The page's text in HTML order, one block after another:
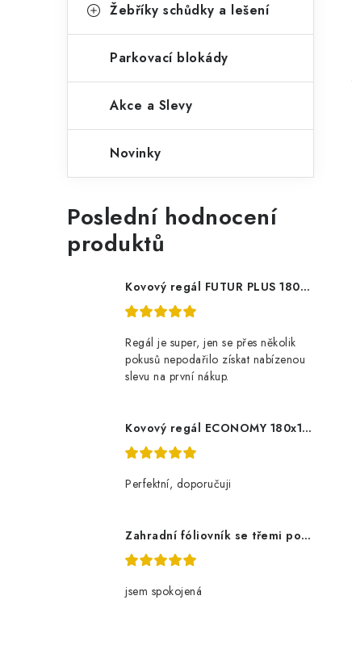
Žebříky schůdky a lešení
Parkovací blokády
Akce a Slevy
Novinky
Poslední hodnocení
produktů
Kovový regál FUTUR PLUS 180x120x45 5 polic Nosnost 1000 KG - pozinkovaný
Regál je super, jen se přes několik
pokusů nepodařilo získat nabízenou
slevu na první nákup.
Kovový regál ECONOMY 180x120x60 5 polic - pozinkovaný
Perfektní, doporučuji
Zahradní fóliovník se třemi policemi
jsem spokojená